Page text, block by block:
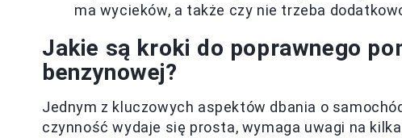
ma wycieków, a także czy nie trzeba
Jakie są kroki do poprawnego
benzynowej?
Jednym z kluczowych aspektów dbania o
czynność wydaje się prosta, wymaga uwagi na